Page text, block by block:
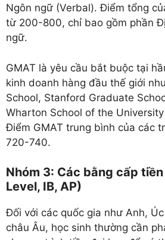
Ngôn ngữ (Verbal). Điểm tổng
từ 200-800, chỉ bao gồm phần
ngữ.
GMAT là yêu cầu bắt buộc tại
kinh doanh hàng đầu thế giới
School, Stanford Graduate
Wharton School of the
Điểm GMAT trung bình của các
720-740.
Nhóm 3: Các bằng cấp
Level, IB, AP)
Đối với các quốc gia như Anh,
châu Âu, học sinh thường cần